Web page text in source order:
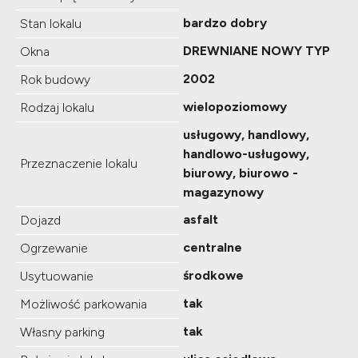
Stan lokalu
bardzo dobry
Okna
DREWNIANE NOWY TYP
Rok budowy
2002
Rodzaj lokalu
wielopoziomowy
Przeznaczenie lokalu
usługowy, handlowy,
handlowo-usługowy,
biurowy, biurowo -
magazynowy
Dojazd
asfalt
Ogrzewanie
centralne
Usytuowanie
środkowe
Możliwość parkowania
tak
Własny parking
tak